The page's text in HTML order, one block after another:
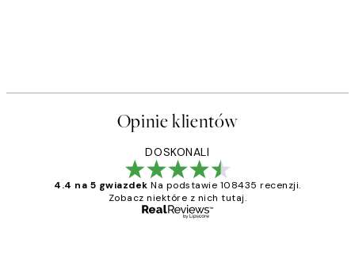
Opinie klientów
DOSKONALI
4.4 na 5 gwiazdek Na podstawie 108435 recenzji.
Zobacz niektóre z nich tutaj.